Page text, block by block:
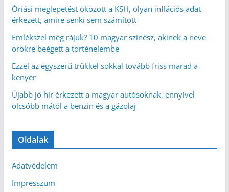
Óriási meglepetést okozott a KSH, olyan inflációs adat
érkezett, amire senki sem számított
Emlékszel még rájuk? 10 magyar színész, akinek a neve
örökre beégett a történelembe
Ezzel az egyszerű trükkel sokkal tovább friss marad a
kenyér
Újabb jó hír érkezett a magyar autósoknak, ennyivel
olcsóbb mától a benzin és a gázolaj
Oldalak
Adatvédelem
Impresszum